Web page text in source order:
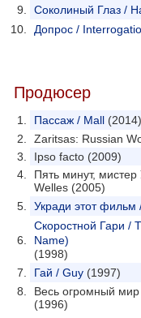
Соколиный Глаз /
Допрос /
Продюсер
Пассаж / Mall (2014)
Zaritsas: Russian
Ipso facto (2009)
Пять минут,
Welles (2005)
Укради этот фильм
Скоростной Гари /
Name)
(1998)
Гай / Guy (1997)
Весь огромный
(1996)